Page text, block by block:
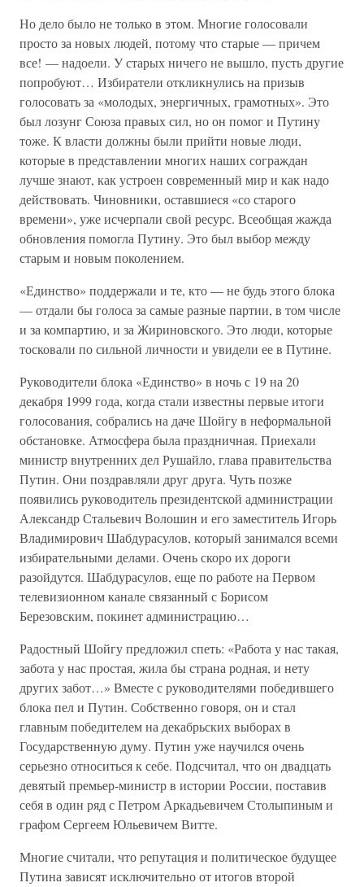
Но дело было не только в этом. Многие голосовали
просто за новых людей, потому что старые — причем
все! — надоели. У старых ничего не вышло, пусть другие
попробуют… Избиратели откликнулись на призыв
голосовать за «молодых, энергичных, грамотных». Это
был лозунг Союза правых сил, но он помог и Путину
тоже. К власти должны были прийти новые люди,
которые в представлении многих наших сограждан
лучше знают, как устроен современный мир и как надо
действовать. Чиновники, оставшиеся «со старого
времени», уже исчерпали свой ресурс. Всеобщая жажда
обновления помогла Путину. Это был выбор между
старым и новым поколением.
«Единство» поддержали и те, кто — не будь этого блока
— отдали бы голоса за самые разные партии, в том числе
и за компартию, и за Жириновского. Это люди, которые
тосковали по сильной личности и увидели ее в Путине.
Руководители блока «Единство» в ночь с 19 на 20
декабря 1999 года, когда стали известны первые итоги
голосования, собрались на даче Шойгу в неформальной
обстановке. Атмосфера была праздничная. Приехали
министр внутренних дел Рушайло, глава правительства
Путин. Они поздравляли друг друга. Чуть позже
появились руководитель президентской администрации
Александр Стальевич Волошин и его заместитель Игорь
Владимирович Шабдурасулов, который занимался всеми
избирательными делами. Очень скоро их дороги
разойдутся. Шабдурасулов, еще по работе на Первом
телевизионном канале связанный с Борисом
Березовским, покинет администрацию…
Радостный Шойгу предложил спеть: «Работа у нас такая,
забота у нас простая, жила бы страна родная, и нету
других забот…» Вместе с руководителями победившего
блока пел и Путин. Собственно говоря, он и стал
главным победителем на декабрьских выборах в
Государственную думу. Путин уже научился очень
серьезно относиться к себе. Подсчитал, что он двадцать
девятый премьер-министр в истории России, поставив
себя в один ряд с Петром Аркадьевичем Столыпиным и
графом Сергеем Юльевичем Витте.
Многие считали, что репутация и политическое будущее
Путина зависят исключительно от итогов второй